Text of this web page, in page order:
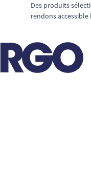
Des produits
rendons